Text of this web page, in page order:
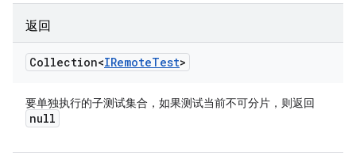
返回
Collection<IRemoteTest>
要单独执行的子测试集合，如果测试当前不可分片，则返回
null